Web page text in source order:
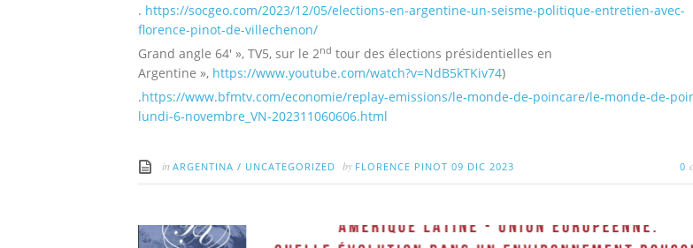
. https://socgeo.com/2023/12/05/elections-en-argentine-un-seisme-politique-entretien-avec-
florence-pinot-de-villechenon/
Grand angle 64′ », TV5, sur le 2nd tour des élections présidentielles en
Argentine », https://www.youtube.com/watch?v=NdB5kTKiv74)
.https://www.bfmtv.com/economie/replay-emissions/le-monde-de-poincare/le-monde-de-
lundi-6-novembre_VN-202311060606.html
in ARGENTINA / UNCATEGORIZED by FLORENCE PINOT 09 DIC 2023 0